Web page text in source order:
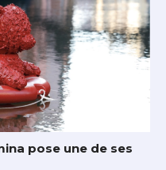
pose une de ses